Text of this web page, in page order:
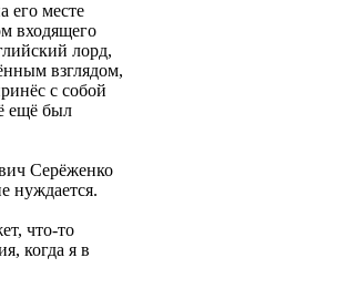
его месте
входящего
лорд,
взглядом,
с собой
ещё был
Серёженко
нуждается.
что-то
когда я в